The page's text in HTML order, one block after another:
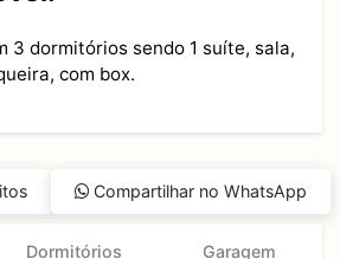
3 dormitórios sendo 1 suíte, sala,
com box.
Compartilhar no WhatsApp
Dormitórios Garagem